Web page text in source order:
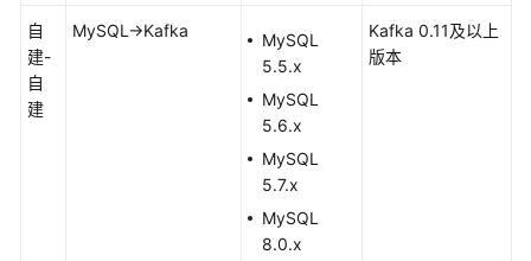
自
建-
自
建
MySQL->Kafka
MySQL
5.5.x
MySQL
5.6.x
MySQL
5.7.x
MySQL
8.0.x
Kafka 0.11及以上
版本